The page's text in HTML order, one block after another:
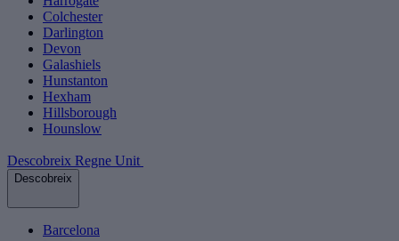
Colchester
Darlington
Devon
Galashiels
Hunstanton
Hexham
Hillsborough
Hounslow
Descobreix Regne Unit
Descobreix
Barcelona